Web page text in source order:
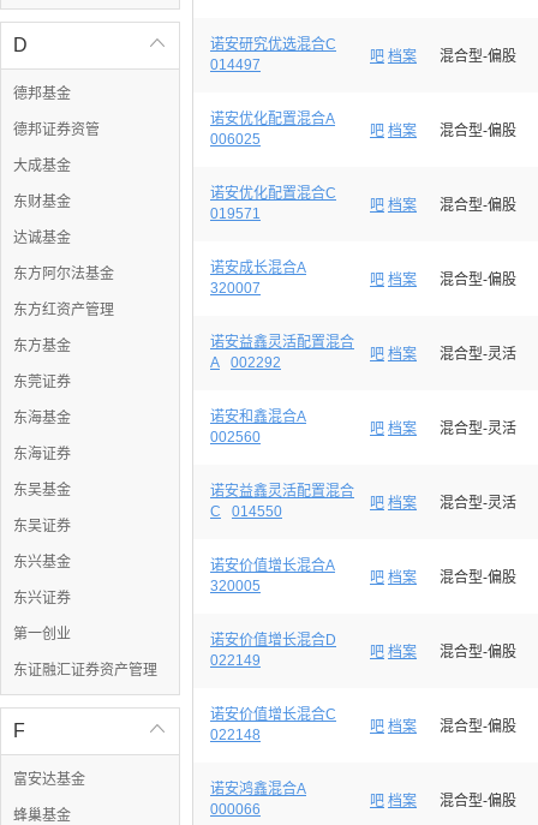

D
德邦基金
德邦证券资管
大成基金
东财基金
达诚基金
东方阿尔法基金
东方红资产管理
东方基金
东莞证券
东海基金
东海证券
东吴基金
东吴证券
东兴基金
东兴证券
第一创业
东证融汇证券资产管理

F
富安达基金
蜂巢基金
诺安研究优选混合C
014497
吧 档案 混合型-偏股
诺安优化配置混合A
006025
吧 档案 混合型-偏股
诺安优化配置混合C
019571
吧 档案 混合型-偏股
诺安成长混合A
320007
吧 档案 混合型-偏股
诺安益鑫灵活配置混合
A
002292 吧 档案 混合型-灵活
诺安和鑫混合A
002560
吧 档案 混合型-灵活
诺安益鑫灵活配置混合
C
014550 吧 档案 混合型-灵活
诺安价值增长混合A
320005
吧 档案 混合型-偏股
诺安价值增长混合D
022149
吧 档案 混合型-偏股
诺安价值增长混合C
022148
吧 档案 混合型-偏股
诺安鸿鑫混合A
000066
吧 档案 混合型-偏股